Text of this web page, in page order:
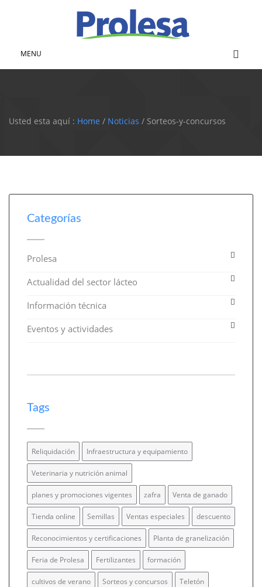
MENU
Usted esta aquí : Home / Noticias / Sorteos-y-concursos
Categorías
Prolesa
Actualidad del sector lácteo
Información técnica
Eventos y actividades
Tags
Reliquidación Infraestructura y equipamiento
Veterinaria y nutrición animal
planes y promociones vigentes zafra Venta de ganado
Tienda online Semillas Ventas especiales descuento
Reconocimientos y certificaciones Planta de granelización
Feria de Prolesa Fertilizantes formación
cultivos de verano Sorteos y concursos Teletón